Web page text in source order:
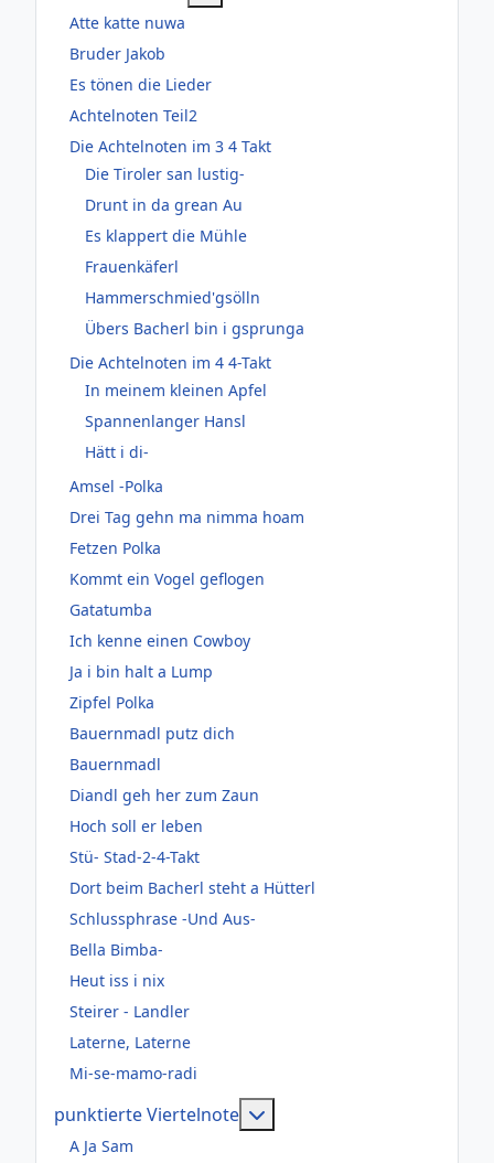
Atte katte nuwa
Bruder Jakob
Es tönen die Lieder
Achtelnoten Teil2
Die Achtelnoten im 3 4 Takt
Die Tiroler san lustig-
Drunt in da grean Au
Es klappert die Mühle
Frauenkäferl
Hammerschmied'gsölln
Übers Bacherl bin i gsprunga
Die Achtelnoten im 4 4-Takt
In meinem kleinen Apfel
Spannenlanger Hansl
Hätt i di-
Amsel -Polka
Drei Tag gehn ma nimma hoam
Fetzen Polka
Kommt ein Vogel geflogen
Gatatumba
Ich kenne einen Cowboy
Ja i bin halt a Lump
Zipfel Polka
Bauernmadl putz dich
Bauernmadl
Diandl geh her zum Zaun
Hoch soll er leben
Stü- Stad-2-4-Takt
Dort beim Bacherl steht a Hütterl
Schlussphrase -Und Aus-
Bella Bimba-
Heut iss i nix
Steirer - Landler
Laterne, Laterne
Mi-se-mamo-radi
punktierte Viertelnote
A Ja Sam